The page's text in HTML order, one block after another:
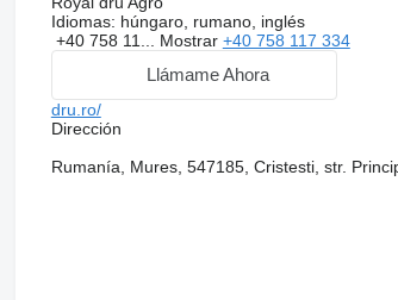
Idiomas: húngaro, rumano, inglés
+40 758 11... Mostrar +40 758 117 334
Llámame Ahora
dru.ro/
Dirección
Rumanía, Mures, 547185, Cristesti, str.